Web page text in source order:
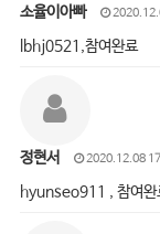
소율이아빠
lbhj0521,참여완료
정현서 2020.12.08
hyunseo911 , 참여완